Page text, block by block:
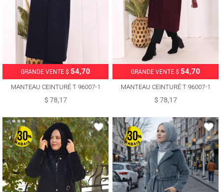
GRANDE VENTE $ 54,70
MANTEAU CEINTURÉ T 96007-1
$ 78,17
GRANDE VENTE $ 54,70
MANTEAU CEINTURÉ T 96007-1
$ 78,17